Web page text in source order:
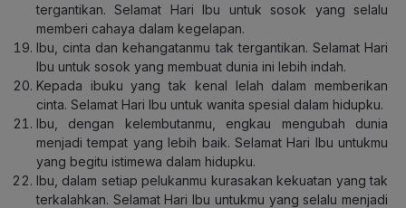
tergantikan. Selamat Hari Ibu untuk sosok yang selalu
memberi cahaya dalam kegelapan.
Ibu, cinta dan kehangatanmu tak tergantikan. Selamat Hari
Ibu untuk sosok yang membuat dunia ini lebih indah.
Kepada ibuku yang tak kenal lelah dalam memberikan
cinta. Selamat Hari Ibu untuk wanita spesial dalam hidupku.
Ibu, dengan kelembutanmu, engkau mengubah dunia
menjadi tempat yang lebih baik. Selamat Hari Ibu untukmu
yang begitu istimewa dalam hidupku.
Ibu, dalam setiap pelukanmu kurasakan kekuatan yang tak
terkalahkan. Selamat Hari Ibu untukmu yang selalu menjadi